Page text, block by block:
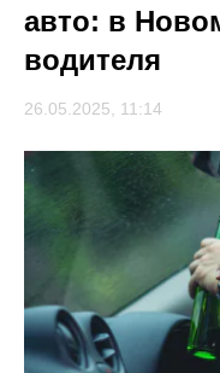
авто: в
водителя
26.05.2025, 11:14